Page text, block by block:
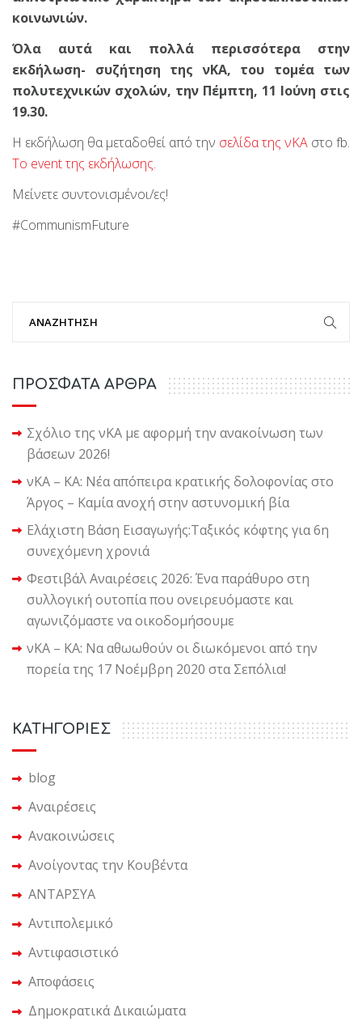
κοινωνιών.
Όλα αυτά και πολλά περισσότερα στην
εκδήλωση- συζήτηση της νΚΑ, του τομέα των
πολυτεχνικών σχολών, την Πέμπτη, 11 Ιούνη στις
19.30.
H εκδήλωση θα μεταδοθεί από την σελίδα της νΚΑ στο fb.
Το event της εκδήλωσης.
Μείνετε συντονισμένοι/ες!
#CommunismFuture
ΠΡΟΣΦΑΤΑ ΑΡΘΡΑ
Σχόλιο της νΚΑ με αφορμή την ανακοίνωση των
βάσεων 2026!
νΚΑ – ΚΑ: Νέα απόπειρα κρατικής δολοφονίας στο
Άργος – Καμία ανοχή στην αστυνομική βία
Ελάχιστη Βάση Εισαγωγής:Ταξικός κόφτης για 6η
συνεχόμενη χρονιά
Φεστιβάλ Αναιρέσεις 2026: Ένα παράθυρο στη
συλλογική ουτοπία που ονειρευόμαστε και
αγωνιζόμαστε να οικοδομήσουμε
νΚΑ – ΚΑ: Να αθωωθούν οι διωκόμενοι από την
πορεία της 17 Νοέμβρη 2020 στα Σεπόλια!
KΑΤΗΓΟΡΙΕΣ
blog
Αναιρέσεις
Ανακοινώσεις
Ανοίγοντας την Κουβέντα
ΑΝΤΑΡΣΥΑ
Αντιπολεμικό
Αντιφασιστικό
Αποφάσεις
Δημοκρατικά Δικαιώματα